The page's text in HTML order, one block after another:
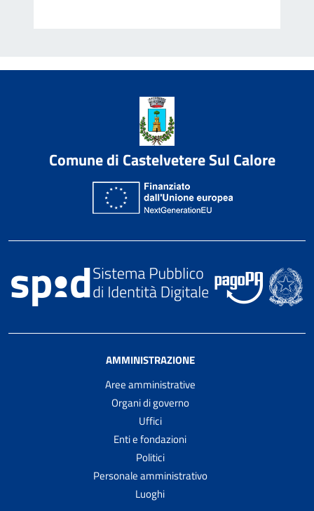
Comune di Castelvetere Sul Calore
AMMINISTRAZIONE
Aree amministrative
Organi di governo
Uffici
Enti e fondazioni
Politici
Personale amministrativo
Luoghi